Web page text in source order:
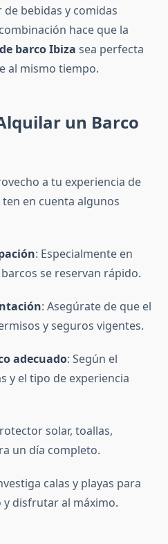
bebidas y comidas
hace que la
barco Ibiza sea perfecta
al mismo tiempo.
un Barco
a tu experiencia de
ten en cuenta algunos
: Especialmente en
se reservan rápido.
: Asegúrate de que el
y seguros vigentes.
adecuado: Según el
y el tipo de experiencia
solar, toallas,
un día completo.
calas y playas para
disfrutar al máximo.